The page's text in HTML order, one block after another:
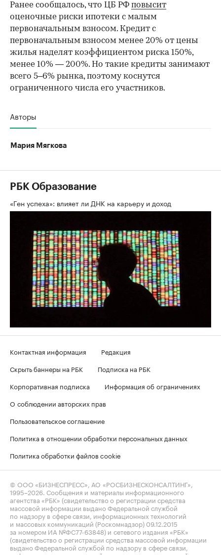
Ранее сообщалось, что ЦБ РФ повысит
оценочные риски ипотеки с малым
первоначальным взносом. Кредит с
первоначальным взносом менее 20% от цены
жилья наделят коэффициентом риска 150%,
менее 10% — 200%. Но такие кредиты занимают
всего 5–6% рынка, поэтому коснутся
ограниченного числа его участников.
Авторы
Мария Мягкова
РБК Образование
«Ген успеха»: влияет ли ДНК на карьеру и доход
Контактная информация
Редакция
Скрыть баннеры на РБК
Подписка на РБК
Корпоративная подписка
Информация об ограничениях
О соблюдении авторских прав
Пользовательское соглашение
Политика в отношении обработки персональных данных
Политика обработки файлов cookie
© ООО «БИЗНЕСПРЕСС», АО «РОСБИЗНЕСКОНСАЛТИНГ»,
1995–2026 . Сообщения и материалы информационного
агентства «РБК» (свидетельство о регистрации средства
массовой информации выдано Федеральной службой
по надзору в сфере связи, информационных технологий
и массовых коммуникаций (Роскомнадзор) 09.12.2015
за номером ИА №ФС77-63848) и сетевого издания «РБК»
(свидетельство о регистрации средства массовой информации
выдано Федеральной службой по надзору в сфере связи,